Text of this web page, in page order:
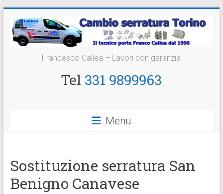
contenuto
Cambio
Serratura
Francesco Callea – Lavori con garanzia
Tel 331 9899963
Menu
Sostituzione serratura San
Benigno Canavese